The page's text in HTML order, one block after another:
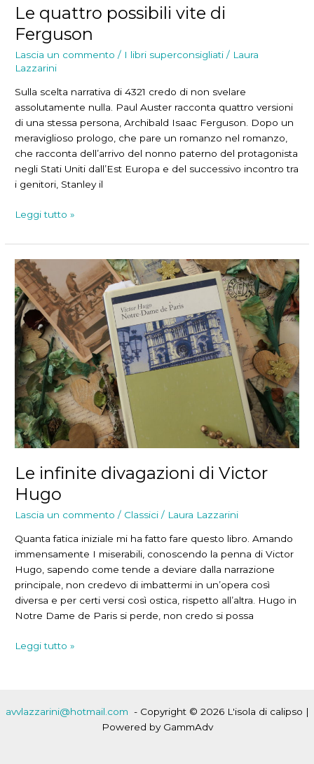
Le quattro possibili vite di
Ferguson
Lascia un commento / I libri superconsigliati / Laura
Lazzarini
Sulla scelta narrativa di 4321 credo di non svelare
assolutamente nulla. Paul Auster racconta quattro versioni
di una stessa persona, Archibald Isaac Ferguson. Dopo un
meraviglioso prologo, che pare un romanzo nel romanzo,
che racconta dell’arrivo del nonno paterno del protagonista
negli Stati Uniti dall’Est Europa e del successivo incontro tra
i genitori, Stanley il
Le
possibili
vite
di
Ferguson
Leggi tutto »
Le infinite divagazioni di Victor
Hugo
Lascia un commento / Classici / Laura Lazzarini
Quanta fatica iniziale mi ha fatto fare questo libro. Amando
immensamente I miserabili, conoscendo la penna di Victor
Hugo, sapendo come tende a deviare dalla narrazione
principale, non credevo di imbattermi in un’opera così
diversa e per certi versi così ostica, rispetto all’altra. Hugo in
Notre Dame de Paris si perde, non credo si possa
Le
Victor
Leggi tutto »
avvlazzarini@hotmail.com - Copyright © 2026 L'isola di calipso |
Powered by GammAdv